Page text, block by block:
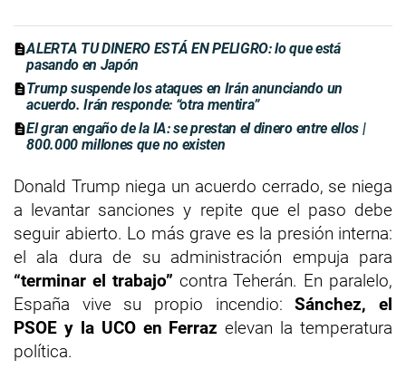
ALERTA TU DINERO ESTÁ EN PELIGRO: lo que está
pasando en Japón
Trump suspende los ataques en Irán anunciando un
acuerdo. Irán responde: “otra mentira”
El gran engaño de la IA: se prestan el dinero entre ellos |
800.000 millones que no existen
Donald Trump niega un acuerdo cerrado, se niega
a levantar sanciones y repite que el paso debe
seguir abierto. Lo más grave es la presión interna:
el ala dura de su administración empuja para
“terminar el trabajo” contra Teherán. En paralelo,
España vive su propio incendio:Sánchez, el
PSOE y la UCO en Ferraz elevan la temperatura
política.